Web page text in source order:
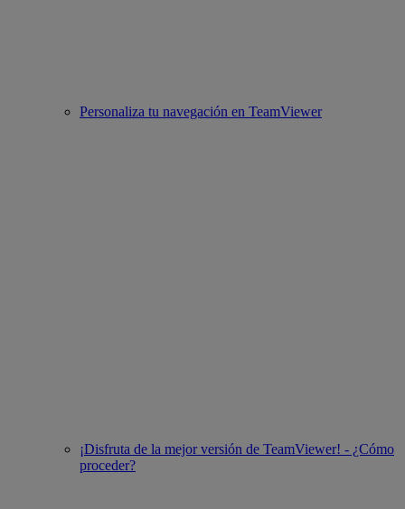
Personaliza tu navegación en TeamViewer
¡Disfruta de la mejor versión de TeamViewer! - ¿Cómo
proceder?